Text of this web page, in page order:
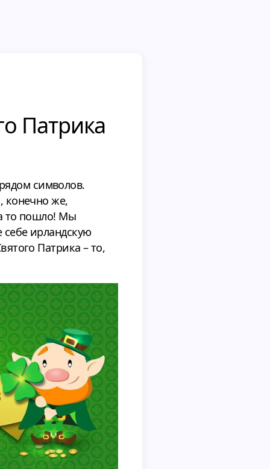
Патрика
символов.
конечно же,
то пошло! Мы
ирландскую
Патрика – то,